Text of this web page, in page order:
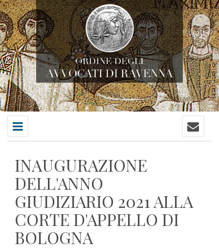
Menu
principale
Contatti
INAUGURAZIONE
DELL'ANNO
GIUDIZIARIO 2021 ALLA
CORTE D'APPELLO DI
BOLOGNA